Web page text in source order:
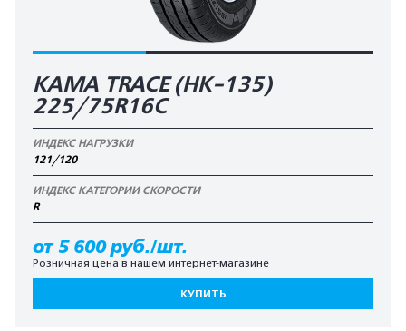
KAMA TRACE (HK-135)
225/75R16C
ИНДЕКС НАГРУЗКИ
121/120
ИНДЕКС КАТЕГОРИИ СКОРОСТИ
R
от 5 600 руб./шт.
Розничная цена в нашем интернет-магазине
КУПИТЬ